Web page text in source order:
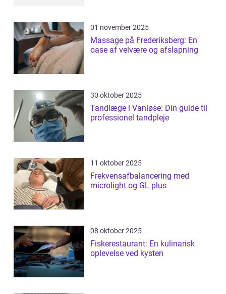
01 november 2025
Massage på Frederiksberg: En
oase af velvære og afslapning
30 oktober 2025
Tandlæge i Vanløse: Din guide til
professionel tandpleje
11 oktober 2025
Frekvensafbalancering med
microlight og GL plus
08 oktober 2025
Fiskerestaurant: En kulinarisk
oplevelse ved kysten